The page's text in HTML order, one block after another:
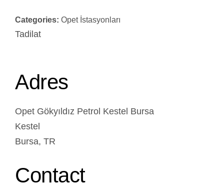
Categories: Opet İstasyonları
Tadilat
Adres
Opet Gökyıldız Petrol Kestel Bursa
Kestel
Bursa, TR
Contact